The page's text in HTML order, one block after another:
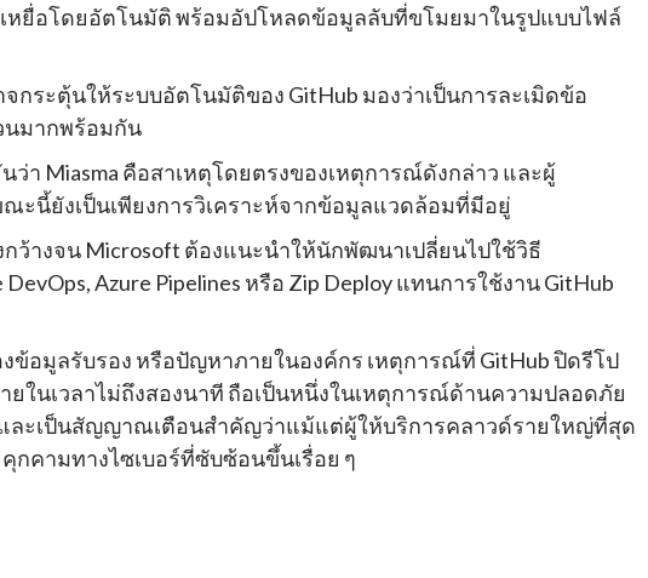
หยื่อโดยอัตโนมัติ พร้อมอัปโหลดข้อมูลลับที่ขโมยมาในรูปแบบไฟล์
ระตุ้นให้ระบบอัตโนมัติของ GitHub มองว่าเป็นการละเมิดข้อ
นมากพร้อมกัน
า Miasma คือสาเหตุโดยตรงของเหตุการณ์ดังกล่าว และผู้
ะนี้ยังเป็นเพียงการวิเคราะห์จากข้อมูลแวดล้อมที่มีอยู่
ว้างจน Microsoft ต้องแนะนำให้นักพัฒนาเปลี่ยนไปใช้วิธี
Azure Pipelines หรือ Zip Deploy แทนการใช้งาน GitHub
ข้อมูลรับรอง หรือปัญหาภายในองค์กร เหตุการณ์ที่ GitHub ปิดรีโป
ในเวลาไม่ถึงสองนาที ถือเป็นหนึ่งในเหตุการณ์ด้านความปลอดภัย
ละเป็นสัญญาณเตือนสำคัญว่าแม้แต่ผู้ให้บริการคลาวด์รายใหญ่ที่สุด
กคามทางไซเบอร์ที่ซับซ้อนขึ้นเรื่อย ๆ